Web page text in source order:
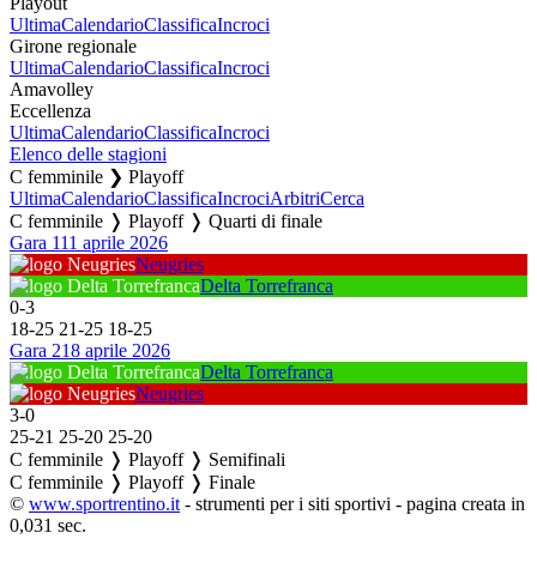
UltimaCalendarioClassificaIncroci
Girone regionale
UltimaCalendarioClassificaIncroci
Amavolley
Eccellenza
UltimaCalendarioClassificaIncroci
Elenco delle stagioni
C femminile ❯ Playoff
UltimaCalendarioClassificaIncrociArbitriCerca
C femminile ❭ Playoff ❭ Quarti di finale
Gara 111 aprile 2026
Neugries
Delta Torrefranca
0-3
18-25 21-25 18-25
Gara 218 aprile 2026
Delta Torrefranca
Neugries
3-0
25-21 25-20 25-20
C femminile ❭ Playoff ❭ Semifinali
C femminile ❭ Playoff ❭ Finale
© www.sportrentino.it - strumenti per i siti sportivi - pagina creata in
0,031 sec.